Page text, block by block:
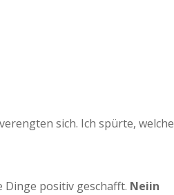
sich. Ich spürte, welche
Dinge positiv geschafft. Neiin